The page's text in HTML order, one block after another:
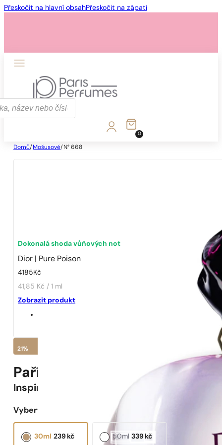
Přeskočit na hlavní obsahPřeskočit na zápatí
0
Domů/ Mošusové/ N° 668
Dokonalá shoda vůňových not
Dior | Pure Poison
4185 Kč
41,85 Kč / 1 ml
Zobrazit produkt
21%
Pařížské Parfémy N° 668 -
Inspirováno Pure Poison
Vyberte objem:
239 kč
30ml 339 kč
50ml